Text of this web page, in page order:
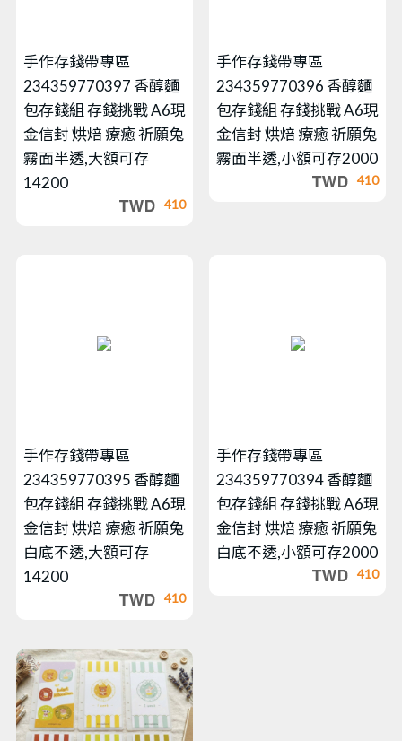
手作存錢帶專區
234359770397 香醇麵
包存錢組 存錢挑戰 A6現
金信封 烘焙 療癒 祈願兔
霧面半透,大額可存
14200
410
手作存錢帶專區
234359770396 香醇麵
包存錢組 存錢挑戰 A6現
金信封 烘焙 療癒 祈願兔
霧面半透,小額可存2000
410
手作存錢帶專區
234359770395 香醇麵
包存錢組 存錢挑戰 A6現
金信封 烘焙 療癒 祈願兔
白底不透,大額可存
14200
410
手作存錢帶專區
234359770394 香醇麵
包存錢組 存錢挑戰 A6現
金信封 烘焙 療癒 祈願兔
白底不透,小額可存2000
410